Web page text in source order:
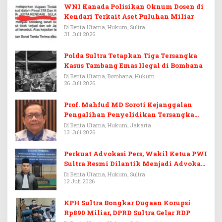
WNI Kanada Polisikan Oknum Dosen di
Kendari Terkait Aset Puluhan Miliar
Di Berita Utama, Hukum, Sultra
31 Juli 2026
Polda Sultra Tetapkan Tiga Tersangka
Kasus Tambang Emas Ilegal di Bombana
Di Berita Utama, Bombana, Hukum
26 Juli 2026
Prof. Mahfud MD Soroti Kejanggalan
Pengalihan Penyelidikan Tersangka
Febrie Adriansyah
Di Berita Utama, Hukum, Jakarta
13 Juli 2026
Perkuat Advokasi Pers, Wakil Ketua PWI
Sultra Resmi Dilantik Menjadi Advokat
PERADI
Di Berita Utama, Hukum, Sultra
12 Juli 2026
KPH Sultra Bongkar Dugaan Korupsi
Rp890 Miliar, DPRD Sultra Gelar RDP